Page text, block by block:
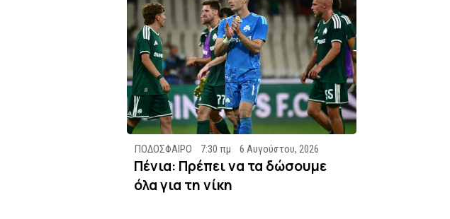
ΠΟΔΟΣΦΑΙΡΟ 7:30 πμ 6 Αυγούστου, 2026
Πένια: Πρέπει να τα δώσουμε
όλα για τη νίκη